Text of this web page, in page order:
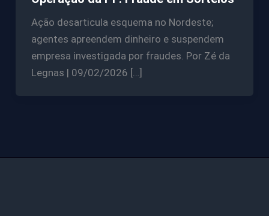
Ação desarticula esquema no Nordeste;
agentes apreendem dinheiro e suspendem
empresa investigada por fraudes. Por Zé da
Legnas | 09/02/2026 […]